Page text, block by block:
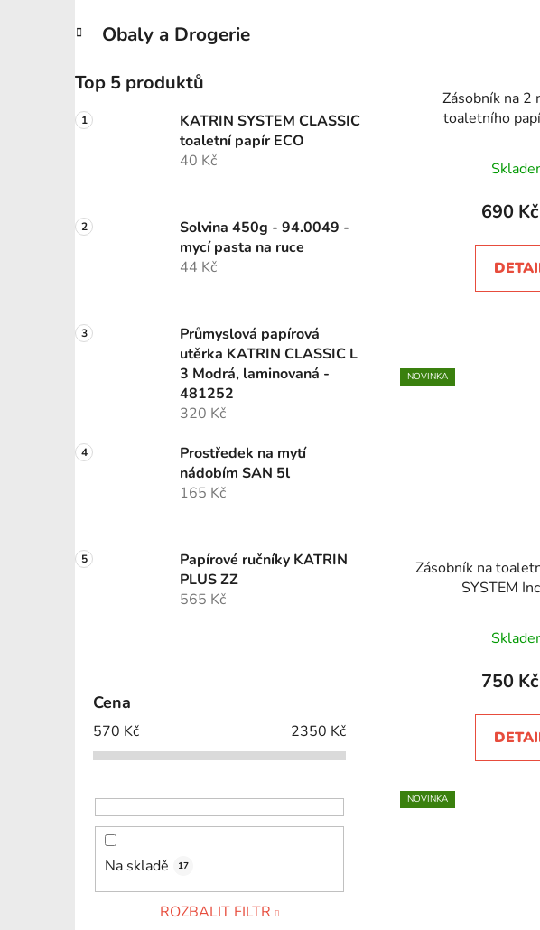
Obaly a Drogerie
Top 5 produktů
KATRIN SYSTEM CLASSIC
toaletní papír ECO
40 Kč
Solvina 450g - 94.0049 -
mycí pasta na ruce
44 Kč
Průmyslová papírová
utěrka KATRIN CLASSIC L
3 Modrá, laminovaná -
481252
320 Kč
Prostředek na mytí
nádobím SAN 5l
165 Kč
Papírové ručníky KATRIN
PLUS ZZ
565 Kč
Cena
570 Kč 2350 Kč
Na skladě 17
ROZBALIT FILTR
Zásobník na 2
toaletního
690
NOVINKA
Zásobník na
SYSTEM
750
NOVINKA